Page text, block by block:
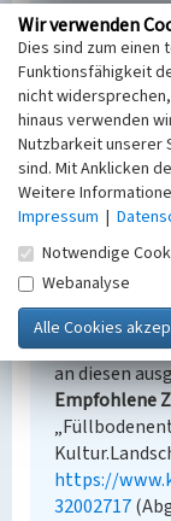
Keine Angabe
Übernahme
Der hier
Lizenz dl-by-
angezeigten
zusätzlichen
an diesen
Empfohlene
https://
32002717
Wir verwenden
Dies sind zum einen
Funktionsfähigkeit
nicht
hinaus verwenden
Nutzbarkeit unserer
sind. Mit Anklicken
Weitere
Impressum |
Notwendige
Webanalyse